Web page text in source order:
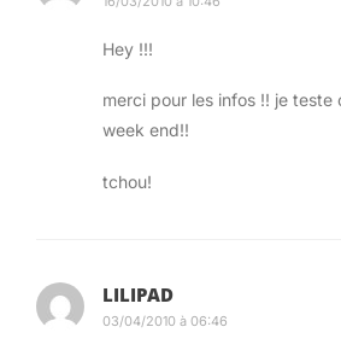
vos différents numéros de
vos hôtels. TripCase se charge
voyage. Vous pouvez aussi lui
TripCase se chargera alors de
moi.
Hey !!!
merci pour les infos !! je teste
week end!!
tchou!
LILIPAD
03/04/2010 à 06:46